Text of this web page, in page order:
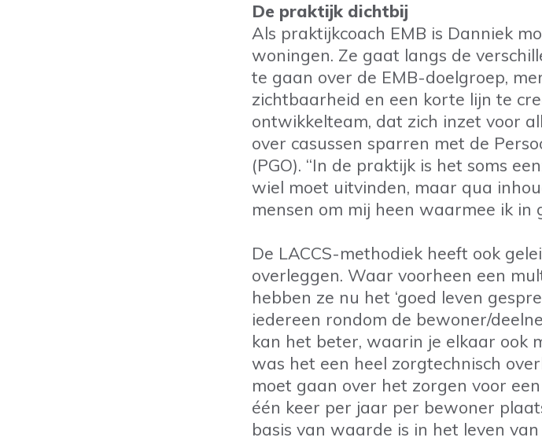
De praktijk dichtbij
Als praktijkcoach EMB is Danniek
woningen. Ze gaat langs de
te gaan over de EMB-doelgroep,
zichtbaarheid en een korte lijn te
ontwikkelteam, dat zich inzet voor
over casussen sparren met de
(PGO). “In de praktijk is het soms
wiel moet uitvinden, maar qua
mensen om mij heen waarmee ik in
De LACCS-methodiek heeft ook
overleggen. Waar voorheen een
hebben ze nu het ‘goed leven
iedereen rondom de bewoner/
kan het beter, waarin je elkaar ook
was het een heel zorgtechnisch
moet gaan over het zorgen voor
één keer per jaar per bewoner
basis van waarde is in het leven